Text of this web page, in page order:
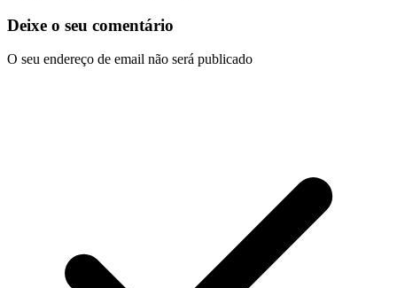
Deixe o seu comentário
O seu endereço de email não será publicado